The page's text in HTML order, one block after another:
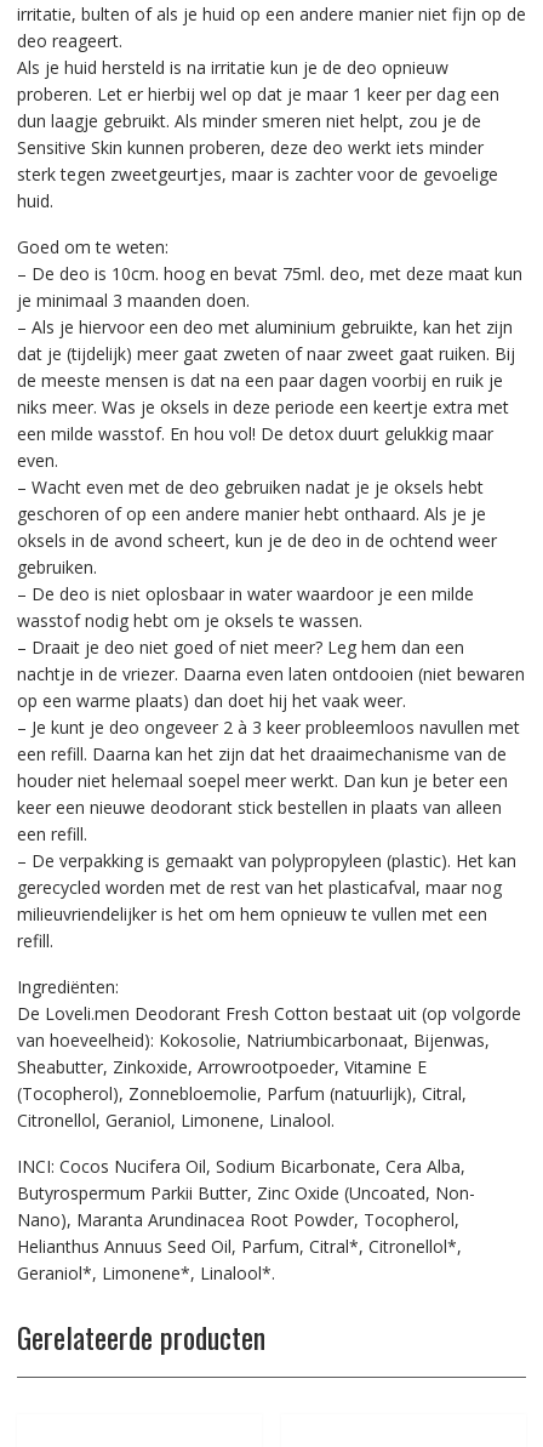
irritatie, bulten of als je huid op een andere manier niet fijn op de
deo reageert.
Als je huid hersteld is na irritatie kun je de deo opnieuw
proberen. Let er hierbij wel op dat je maar 1 keer per dag een
dun laagje gebruikt. Als minder smeren niet helpt, zou je de
Sensitive Skin kunnen proberen, deze deo werkt iets minder
sterk tegen zweetgeurtjes, maar is zachter voor de gevoelige
huid.
Goed om te weten:
– De deo is 10cm. hoog en bevat 75ml. deo, met deze maat kun
je minimaal 3 maanden doen.
– Als je hiervoor een deo met aluminium gebruikte, kan het zijn
dat je (tijdelijk) meer gaat zweten of naar zweet gaat ruiken. Bij
de meeste mensen is dat na een paar dagen voorbij en ruik je
niks meer. Was je oksels in deze periode een keertje extra met
een milde wasstof. En hou vol! De detox duurt gelukkig maar
even.
– Wacht even met de deo gebruiken nadat je je oksels hebt
geschoren of op een andere manier hebt onthaard. Als je je
oksels in de avond scheert, kun je de deo in de ochtend weer
gebruiken.
– De deo is niet oplosbaar in water waardoor je een milde
wasstof nodig hebt om je oksels te wassen.
– Draait je deo niet goed of niet meer? Leg hem dan een
nachtje in de vriezer. Daarna even laten ontdooien (niet bewaren
op een warme plaats) dan doet hij het vaak weer.
– Je kunt je deo ongeveer 2 à 3 keer probleemloos navullen met
een refill. Daarna kan het zijn dat het draaimechanisme van de
houder niet helemaal soepel meer werkt. Dan kun je beter een
keer een nieuwe deodorant stick bestellen in plaats van alleen
een refill.
– De verpakking is gemaakt van polypropyleen (plastic). Het kan
gerecycled worden met de rest van het plasticafval, maar nog
milieuvriendelijker is het om hem opnieuw te vullen met een
refill.
Ingrediënten:
De Loveli.men Deodorant Fresh Cotton bestaat uit (op volgorde
van hoeveelheid): Kokosolie, Natriumbicarbonaat, Bijenwas,
Sheabutter, Zinkoxide, Arrowrootpoeder, Vitamine E
(Tocopherol), Zonnebloemolie, Parfum (natuurlijk), Citral,
Citronellol, Geraniol, Limonene, Linalool.
INCI: Cocos Nucifera Oil, Sodium Bicarbonate, Cera Alba,
Butyrospermum Parkii Butter, Zinc Oxide (Uncoated, Non-
Nano), Maranta Arundinacea Root Powder, Tocopherol,
Helianthus Annuus Seed Oil, Parfum, Citral*, Citronellol*,
Geraniol*, Limonene*, Linalool*.
Gerelateerde producten